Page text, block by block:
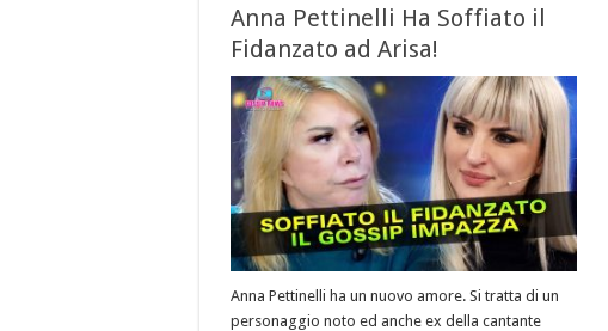
Anna Pettinelli Ha Soffiato il
Fidanzato ad Arisa!
Anna Pettinelli ha un nuovo amore. Si tratta di un
personaggio noto ed anche ex della cantante